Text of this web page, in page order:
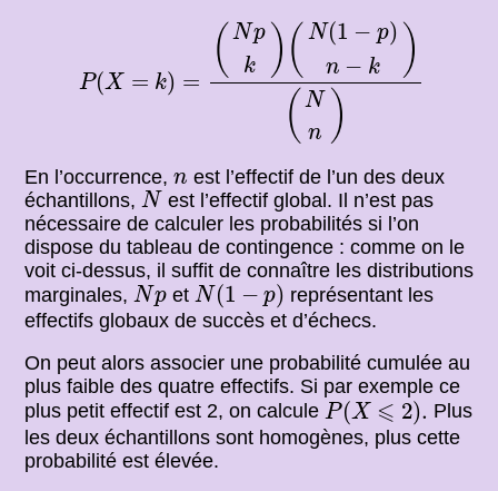
P(X = k) =
( Np
k
)( N(1 − p)
n − k
)
( N
n
)
k )(N 1 p )n−k n )
En l’occurrence,n
n est l’effectif de l’un des deux
échantillons, N
N est l’effectif global. Il n’est pas
nécessaire de calculer les probabilités si l’on
dispose du tableau de contingence : comme on le
voit ci-dessus, il suffit de connaître les distributions
marginales, Np
Np et N(1 − p)
N(1− p)
représentant les
effectifs globaux de succès et d’échecs.
On peut alors associer une probabilité cumulée au
plus faible des quatre effectifs. Si par exemple ce
plus petit effectif est 2, on calcule P(X ⩽ 2).
P(X⩽2).
Plus
les deux échantillons sont homogènes, plus cette
probabilité est élevée.